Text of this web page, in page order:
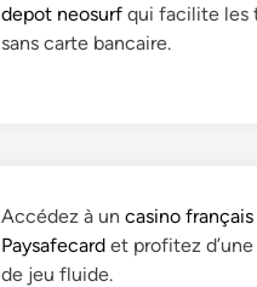
depot neosurf qui facilite les
sans carte bancaire.
Accédez à un casino
Paysafecard et profitez
de jeu fluide.